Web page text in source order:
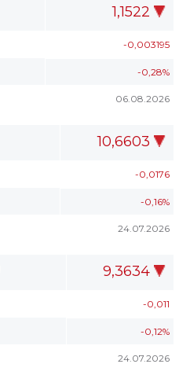
1,1522
-0,003195
-0,28%
06.08.2026
10,6603
-0,0176
-0,16%
24.07.2026
9,3634
-0,011
-0,12%
24.07.2026